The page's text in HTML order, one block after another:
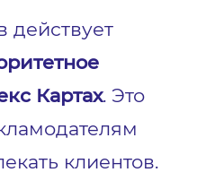
действует
Картах. Это
клиентов.